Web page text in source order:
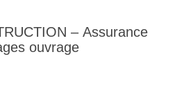
civil
– Assurance
ouvrage